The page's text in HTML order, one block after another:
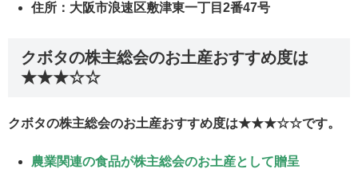
住所：大阪市浪速区敷津東一丁目2番47号
クボタの株主総会のお土産おすすめ度は
★★★☆☆
クボタの株主総会のお土産おすすめ度は★★★☆☆です。
農業関連の食品が株主総会のお土産として贈呈